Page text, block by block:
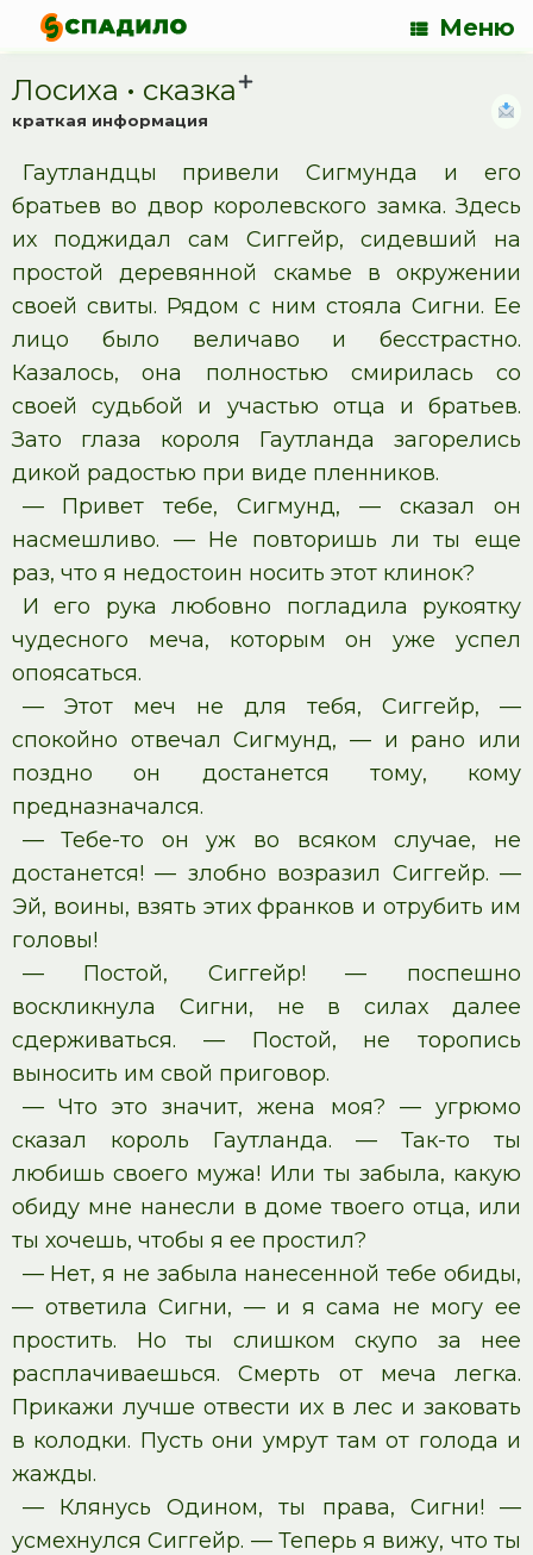
Меню
Лосиха • cказка
краткая информация
Гаутландцы привели Сигмунда и его
братьев во двор королевского замка. Здесь
их поджидал сам Сиггейр, сидевший на
простой деревянной скамье в окружении
своей свиты. Рядом с ним стояла Сигни. Ее
лицо было величаво и бесстрастно.
Казалось, она полностью смирилась со
своей судьбой и участью отца и братьев.
Зато глаза короля Гаутланда загорелись
дикой радостью при виде пленников.
— Привет тебе, Сигмунд, — сказал он
насмешливо. — Не повторишь ли ты еще
раз, что я недостоин носить этот клинок?
И его рука любовно погладила рукоятку
чудесного меча, которым он уже успел
опоясаться.
— Этот меч не для тебя, Сиггейр, —
спокойно отвечал Сигмунд, — и рано или
поздно он достанется тому, кому
предназначался.
— Тебе-то он уж во всяком случае, не
достанется! — злобно возразил Сиггейр. —
Эй, воины, взять этих франков и отрубить им
головы!
— Постой, Сиггейр! — поспешно
воскликнула Сигни, не в силах далее
сдерживаться. — Постой, не торопись
выносить им свой приговор.
— Что это значит, жена моя? — угрюмо
сказал король Гаутланда. — Так-то ты
любишь своего мужа! Или ты забыла, какую
обиду мне нанесли в доме твоего отца, или
ты хочешь, чтобы я ее простил?
— Нет, я не забыла нанесенной тебе обиды,
— ответила Сигни, — и я сама не могу ее
простить. Но ты слишком скупо за нее
расплачиваешься. Смерть от меча легка.
Прикажи лучше отвести их в лес и заковать
в колодки. Пусть они умрут там от голода и
жажды.
— Клянусь Одином, ты права, Сигни! —
усмехнулся Сиггейр. — Теперь я вижу, что ты